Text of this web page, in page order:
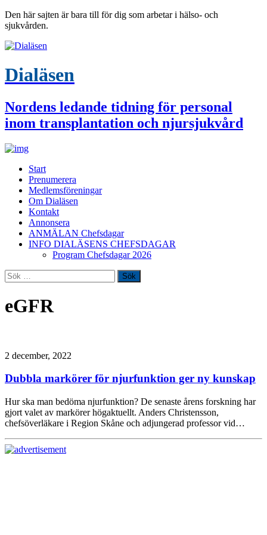
Den här sajten är bara till för dig som arbetar i hälso- och
sjukvården.
Dialäsen
Nordens ledande tidning för personal
inom transplantation och njursjukvård
Start
Prenumerera
Medlemsföreningar
Om Dialäsen
Kontakt
Annonsera
ANMÄLAN Chefsdagar
INFO DIALÄSENS CHEFSDAGAR
Program Chefsdagar 2026
Sök
efter:
eGFR
2 december, 2022
Dubbla markörer för njurfunktion ger ny kunskap
Hur ska man bedöma njurfunktion? De senaste årens forskning har
gjort valet av markörer högaktuellt. Anders Christensson,
chefsöverläkare i Region Skåne och adjungerad professor vid…